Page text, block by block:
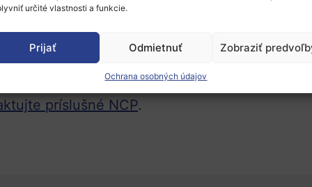
určité vlastnosti a funkcie.
Prijať Odmietnuť Zobraziť
Ochrana osobných údajov
v Estónsku.
a tiež pre klaster 6, súčasne v nich sú aj
formulári.
príslušné NCP.